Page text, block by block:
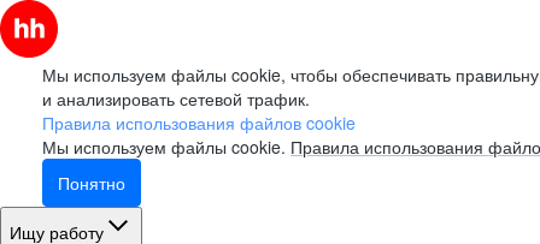
Мы используем файлы cookie, чтобы обеспечивать
и анализировать сетевой трафик.
Правила использования файлов cookie
Мы используем файлы cookie. Правила использования
Понятно
Ищу работу